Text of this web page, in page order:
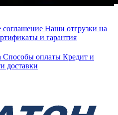
соглашение Наши отгрузки на
и гарантия
Способы оплаты Кредит и
доставки